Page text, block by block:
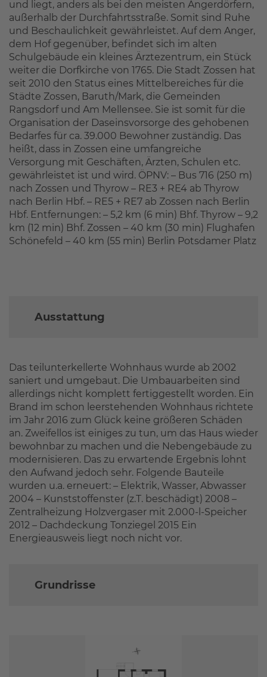
und liegt, anders als bei den meisten Angerdörfern,
außerhalb der Durchfahrtsstraße. Somit sind Ruhe
und Beschaulichkeit gewährleistet. Auf dem Anger,
dem Hof gegenüber, befindet sich im alten
Schulgebäude ein kleines Ärztezentrum, ein Stück
weiter die Dorfkirche von 1765. Die Stadt Zossen hat
seit 2010 den Status eines Mittelbereiches für die
Städte Zossen, Baruth/Mark, die Gemeinden
Rangsdorf und Am Mellensee. Sie ist somit für die
Organisation der Daseinsvorsorge des gehobenen
Bedarfes für ca. 39.000 Bewohner zuständig. Das
heißt, dass in Zossen eine umfangreiche
Versorgung mit Geschäften, Ärzten, Schulen etc.
gewährleistet ist und wird. ÖPNV: – Bus 716 (250 m)
nach Zossen und Thyrow – RE3 + RE4 ab Thyrow
nach Berlin Hbf. – RE5 + RE7 ab Zossen nach Berlin
Hbf. Entfernungen: – 5,2 km (6 min) Bhf. Thyrow – 9,2
km (12 min) Bhf. Zossen – 40 km (30 min) Flughafen
Schönefeld – 40 km (55 min) Berlin Potsdamer Platz
Ausstattung
Das teilunterkellerte Wohnhaus wurde ab 2002
saniert und umgebaut. Die Umbauarbeiten sind
allerdings nicht komplett fertiggestellt worden. Ein
Brand im schon leerstehenden Wohnhaus richtete
im Jahr 2016 zum Glück keine größeren Schäden
an. Zweifellos ist einiges zu tun, um das Haus wieder
bewohnbar zu machen und die Nebengebäude zu
modernisieren. Das zu erwartende Ergebnis lohnt
den Aufwand jedoch sehr. Folgende Bauteile
wurden u.a. erneuert: – Elektrik, Wasser, Abwasser
2004 – Kunststoffenster (z.T. beschädigt) 2008 –
Zentralheizung Holzvergaser mit 2.000-l-Speicher
2012 – Dachdeckung Tonziegel 2015 Ein
Energieausweis liegt noch nicht vor.
Grundrisse